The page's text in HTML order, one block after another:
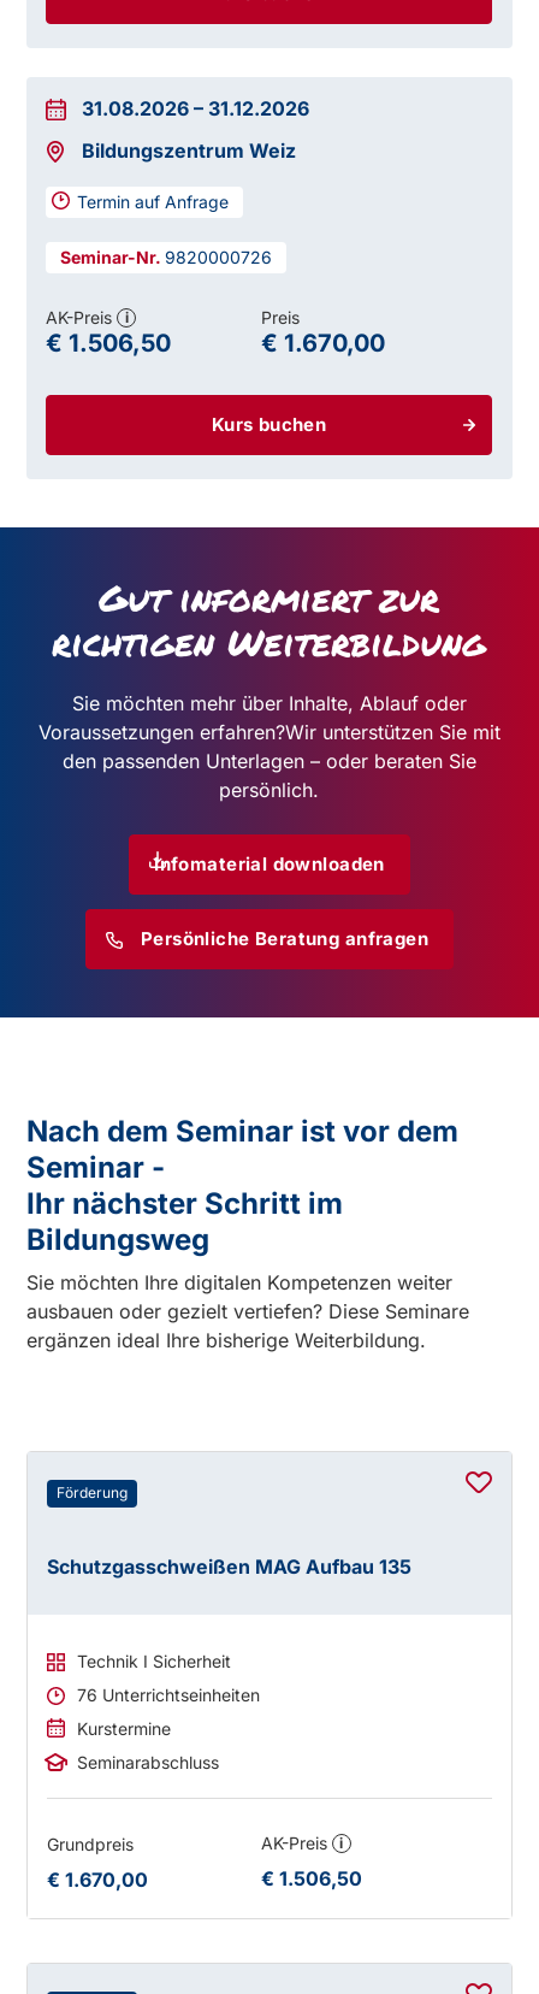
31.08.2026 – 31.12.2026
Bildungszentrum Weiz
Termin auf Anfrage
9820000726
Kurs buchen
AK-Preis i
€ 1.506,50
Preis
€ 1.670,00
Gut informiert zur
richtigen Weiterbildung
Sie möchten mehr über Inhalte, Ablauf oder
Voraussetzungen erfahren?Wir unterstützen Sie mit
den passenden Unterlagen – oder beraten Sie
persönlich.
Infomaterial downloaden
Persönliche Beratung anfragen
Nach dem Seminar ist vor dem
Seminar -
Ihr nächster Schritt im
Bildungsweg
Sie möchten Ihre digitalen Kompetenzen weiter
ausbauen oder gezielt vertiefen? Diese Seminare
ergänzen ideal Ihre bisherige Weiterbildung.
Förderung
Schutzgasschweißen MAG Aufbau 135
Technik I Sicherheit
76 Unterrichtseinheiten
Kurstermine
Seminarabschluss
Grundpreis
€ 1.670,00
AK-Preis i
€ 1.506,50